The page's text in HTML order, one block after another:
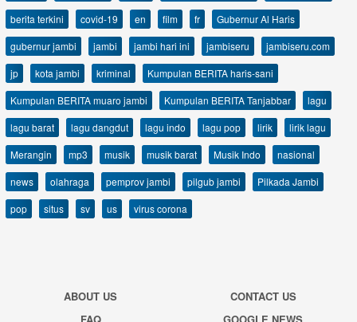
berita terkini
covid-19 en film fr
Gubernur Al Haris
gubernur jambi
jambi jambi hari ini jambiseru
jambiseru.com
jp
kota jambi kriminal
Kumpulan BERITA haris-sani
Kumpulan BERITA muaro jambi
Kumpulan BERITA Tanjabbar
lagu
lagu barat
lagu dangdut lagu indo lagu pop lirik
lirik lagu
Merangin
mp3 musik musik barat Musik Indo
nasional
news
olahraga pemprov jambi pilgub jambi
Pilkada Jambi
pop
situs sv us virus corona
ABOUT US
CONTACT US